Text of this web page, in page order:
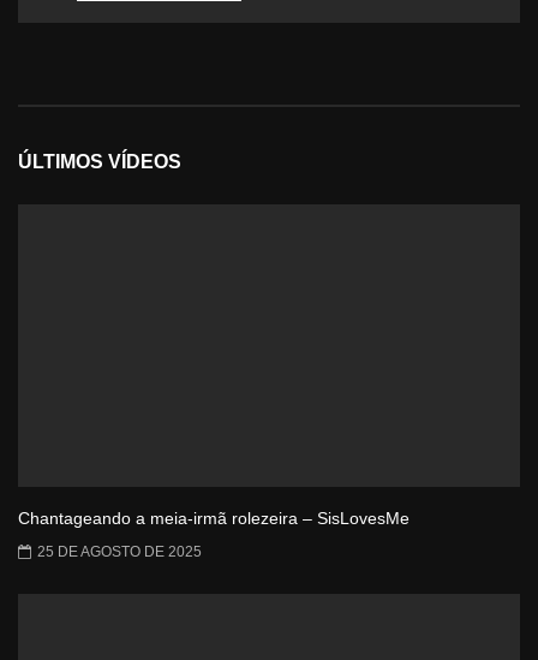
ÚLTIMOS VÍDEOS
Chantageando a meia-irmã rolezeira – SisLovesMe
25 DE AGOSTO DE 2025